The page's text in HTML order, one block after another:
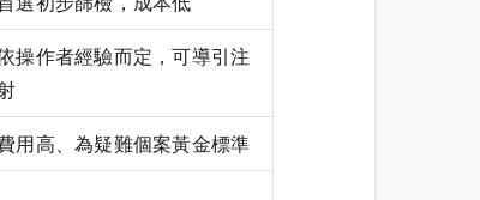
操作者經驗而定，可導引注
用高、為疑難個案黃金標準